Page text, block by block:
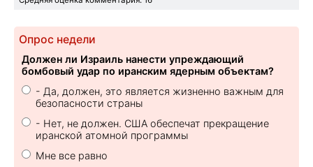
Опрос недели
Должен ли Израиль нанести упреждающий
бомбовый удар по иранским ядерным объектам?
- Да, должен, это является жизненно важным для
безопасности страны
- Нет, не должен. США обеспечат прекращение
иранской атомной программы
Мне все равно